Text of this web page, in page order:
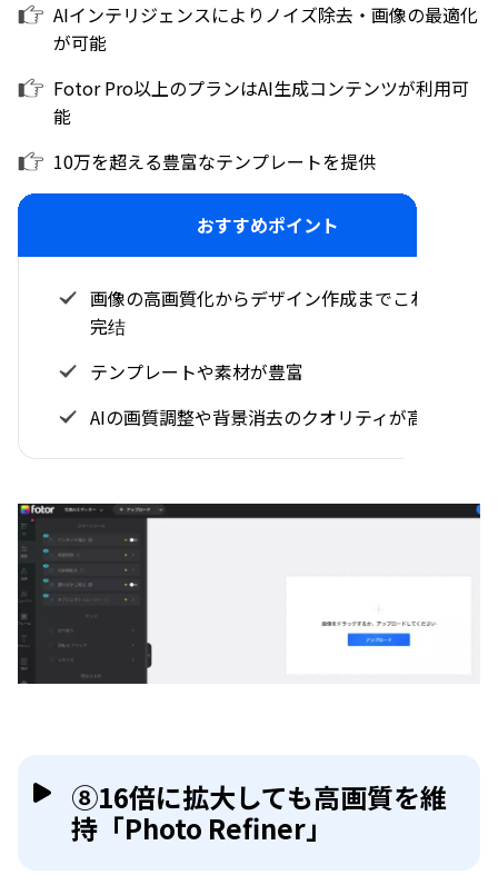
AIインテリジェンスによりノイズ除去・画像の最適化
が可能
Fotor Pro以上のプランはAI生成コンテンツが利用可
能
10万を超える豊富なテンプレートを提供
おすすめポイント
画像の高画質化からデザイン作成までこれ1つで
完结
テンプレートや素材が豊富
AIの画質調整や背景消去のクオリティが高い
⑧16倍に拡大しても高画質を維
持「Photo Refiner」